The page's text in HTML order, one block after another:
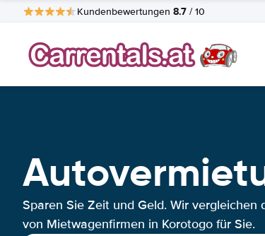
Kundenbewertungen 8.7 / 10
Sparen Sie Zeit und Geld. Wir vergleichen
von Mietwagenfirmen in Korotogo für Sie.